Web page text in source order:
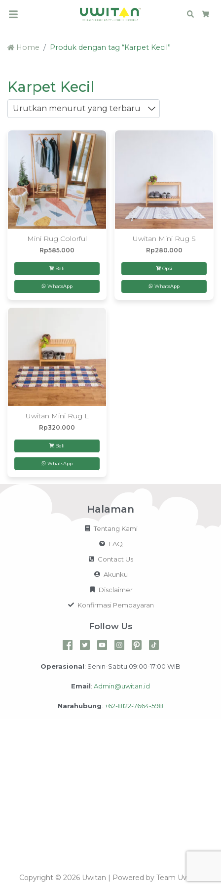
Search
Home Produk dengan tag “Karpet Kecil”
Karpet Kecil
Mini Rug Colorful
Rp585.000
Beli
WhatsApp
Uwitan Mini Rug S
Rp280.000
Opsi
WhatsApp
Uwitan Mini Rug L
Rp320.000
Beli
WhatsApp
Halaman
Tentang Kami
FAQ
Contact Us
Akunku
Disclaimer
Konfirmasi Pembayaran
Follow Us
Operasional: Senin-Sabtu 09:00-17:00 WIB
Email: Admin@uwitan.id
Narahubung: +62-8122-7664-598
Copyright © 2026 Uwitan | Powered by Team Uwitan